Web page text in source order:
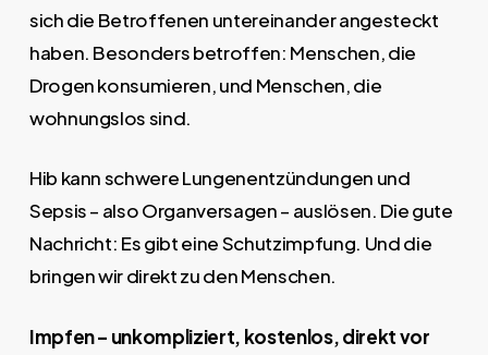
sich die Betroffenen untereinander angesteckt
haben. Besonders betroffen: Menschen, die
Drogen konsumieren, und Menschen, die
wohnungslos sind.
Hib kann schwere Lungenentzündungen und
Sepsis – also Organversagen – auslösen. Die gute
Nachricht: Es gibt eine Schutzimpfung. Und die
bringen wir direkt zu den Menschen.
Impfen – unkompliziert, kostenlos, direkt vor